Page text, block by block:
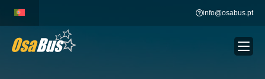
content
info@osabus.pt